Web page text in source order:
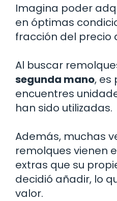
Imagina poder
en óptimas
fracción del precio
Al buscar
segunda mano, es
encuentres
han sido utilizadas.
Además, muchas
remolques vienen
extras que su
decidió añadir, lo
valor.